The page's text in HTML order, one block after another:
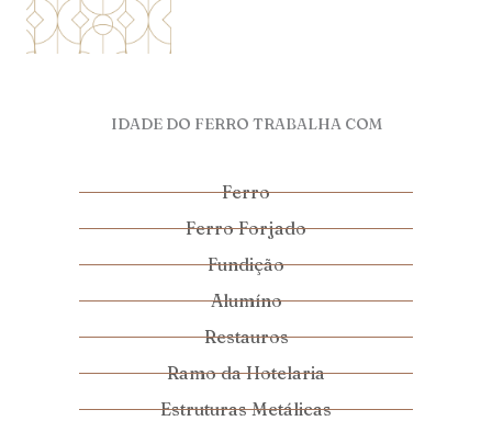
IDADE DO FERRO TRABALHA COM
Ferro
Ferro Forjado
Fundição
Alumíno
Restauros
Ramo da Hotelaria
Estruturas Metálicas